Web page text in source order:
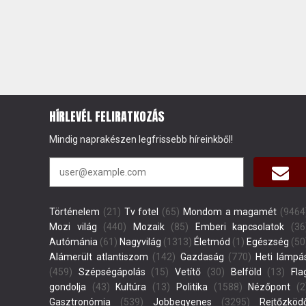
HÍRLEVÉL FELIRATKOZÁS
Mindig naprakészen legfrissebb híreinkből!
Történelem (21) Tv fotel (65) Mondom a magamét
Mozi világ (440) Mozaik(85) Emberi kapcsolatok
Autómánia (61) Nagyvilág (1313) Életmód (1) Egészség
Alámerült atlantiszom (142) Gazdaság (770) Heti
(459)
Szépségápolás (15) Vetítő (30) Belföld (13)
gondolja (43) Kultúra (13) Politika (1588) Nézőpont
Gasztronómia (539) Jobbegyenes (3295)